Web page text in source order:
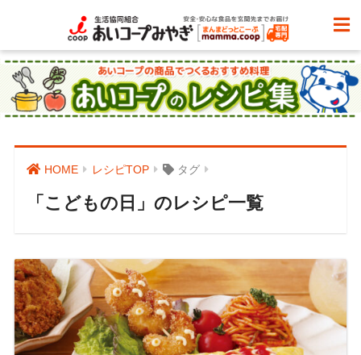
HOME レシピTOP タグ
「こどもの日」のレシピ一覧